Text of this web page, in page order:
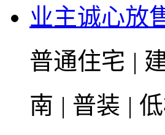
业主诚心放
普通住宅 |
南 | 普装 |